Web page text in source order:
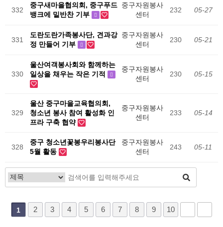
332
중구새마을협의회, 중구푸드
뱅크에 밑반찬 기부
중구자원봉사
센터
232 05-27
331
도란도란가족봉사단, 견과강
정 만들어 기부
중구자원봉사
센터
230 05-21
330
울산여객봉사회와 함께하는
일상을 채우는 작은 기적
중구자원봉사
센터
230 05-15
329
울산 중구마을교육협의회,
청소년 봉사 참여 활성화 인
프라 구축 협약
중구자원봉사
센터
233 05-14
328
중구 청소년꽃봉우리봉사단
5월 활동
중구자원봉사
센터
243 05-11
1 2 3 4 5 6 7 8 9 10